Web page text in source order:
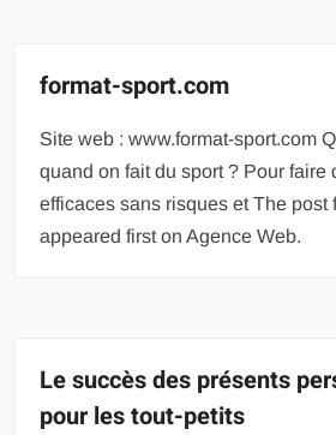
format-sport.com
Site web : www.format-sport.com
quand on fait du sport ? Pour faire
efficaces sans risques et The post
appeared first on Agence Web.
Le succès des présents
pour les tout-petits